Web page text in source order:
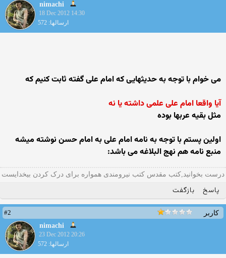
nimachi
18 Dec 2012 14:30
ارسالها: 572
می خوام با توجه به حدیثهایی که امام علی گفته ثابت کنیم که
آیا واقعا امام علی علمی داشته یا نه
مثل بقیه عربها بوده
اولین پستم با توجه به نامه امام علی به امام حسن نوشته میشه
منبع نامه هم نهج البلاغه می باشد:
درست بخوانید,کتب مقدس کتب نیرومندی همواره برای درک کردن بیخدایست
پاسخ بازگفت
کاربر
#2
nimachi
23 Dec 2012 20:26
ارسالها: 572